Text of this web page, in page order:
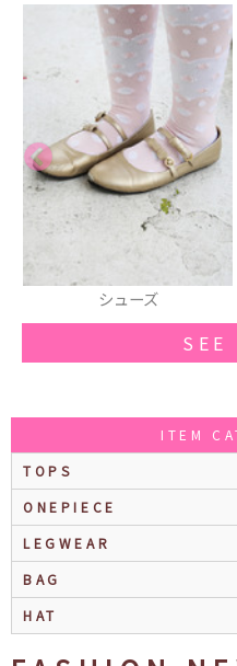
時計
SEE
ITEM
TOPS
ONEPIECE
LEGWEAR
BAG
HAT